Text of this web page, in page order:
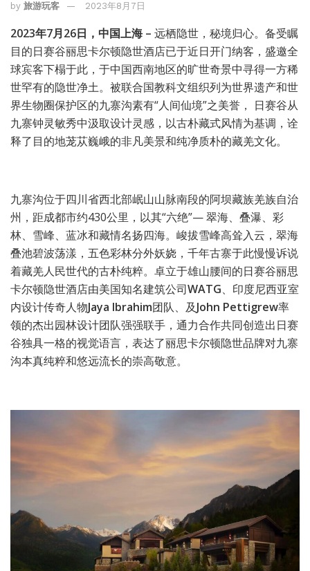
by 旅游玩客 2023年8月7日
2023年7月26日，中国上海 – 远栖隐世，秘境归心。备受瞩
目的日赛谷丽思卡尔顿隐世酒店已于近日开门纳客，盛邀全
球宾客下榻于此，于中国西南地区的旷世奇景中寻得一方稀
世罕有的隐世净土。被联合国教科文组织列为世界遗产和世
界生物圈保护区的九寨沟素有“人间仙境”之美誉， 日赛谷从
九寨钟灵敏秀中汲取设计灵感，以古朴藏式风情为基调，诠
释了目的地茏苁巍峨的非凡美景和纯净质朴的藏羌文化。
九寨沟位于四川省西北部岷山山脉南段的阿坝藏族羌族自治
州，距成都市约430公里，以其“六绝”— 翠海、叠瀑、彩
林、雪峰、蓝冰和藏情名扬四海。峻拔雪峰高耸入云，翠海
叠池碧波荡漾，五色彩林分外妖娆，千年古寨于此慢慢诉说
着藏羌人民世代的古朴纯粹。卓立于雄山腰间的日赛谷丽思
卡尔顿隐世酒店由美国知名建筑公司WATG、印度尼西亚室
内设计传奇人物Jaya Ibrahim团队、及John Pettigrew率
领的杰出园林设计团队强强联手，通力合作共同创造出日赛
谷独具一格的视觉语言，表达了丽思卡尔顿隐世品牌对九寨
沟本真纯粹和悠远流长的崇高敬意。